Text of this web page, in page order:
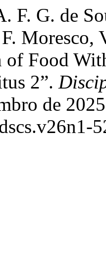
F. G. de
Moresco,
of Food
2”.
de